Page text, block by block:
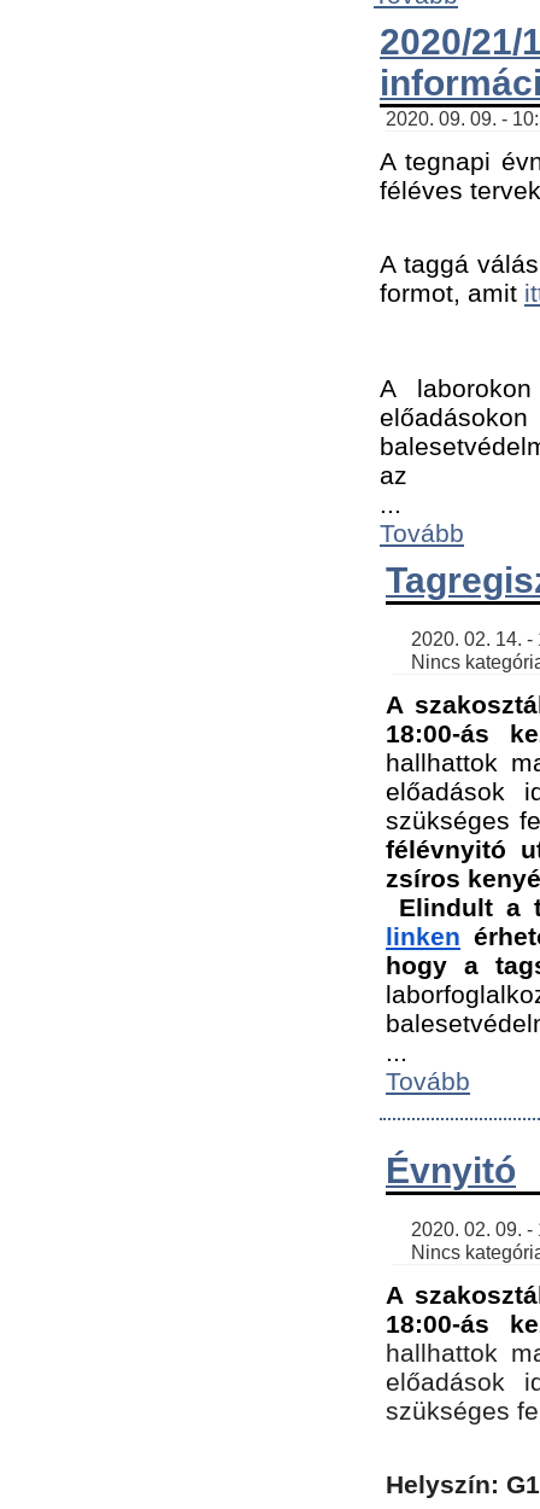
2020/
2020. 09. 09. -
A tegnapi
féléves
A taggá
formot, amit
A
az ﻿
Tovább
Nincs
A
18:00-ás
hallhattok
előadások
szükséges
félévnyitó
zsíros
Elindult a
linken
hogy a
Tovább
Évnyitó
Nincs
A
18:00-ás
hallhattok
előadások
szükséges
Helyszín: